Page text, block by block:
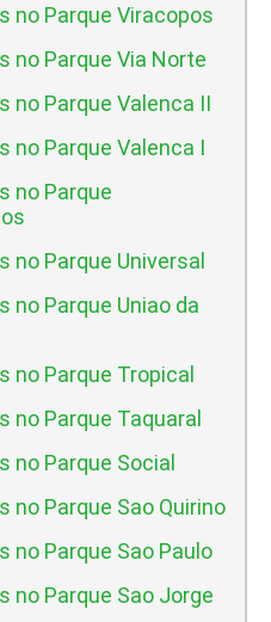
no Parque Viracopos
no Parque Via Norte
no Parque Valenca II
no Parque Valenca I
no Parque
no Parque Universal
no Parque Uniao da
no Parque Tropical
no Parque Taquaral
no Parque Social
no Parque Sao Quirino
no Parque Sao Paulo
no Parque Sao Jorge